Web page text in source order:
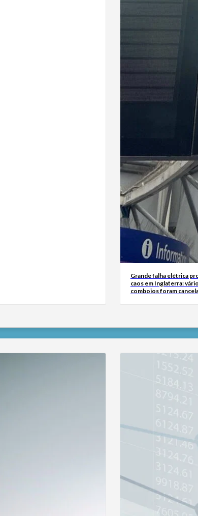
Grande falha elétrica
caos em Inglaterra:
comboios foram